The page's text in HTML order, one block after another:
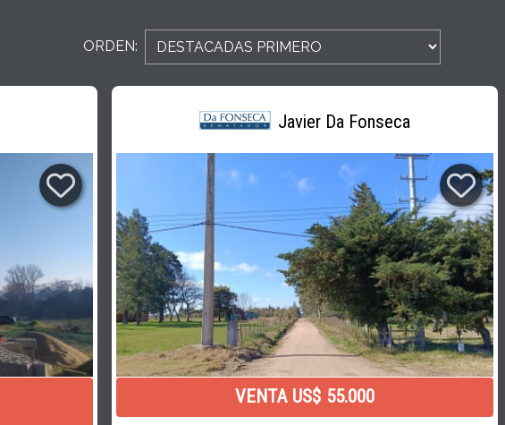
ORDEN:
Javier Da Fonseca
VENTA US$ 55.000